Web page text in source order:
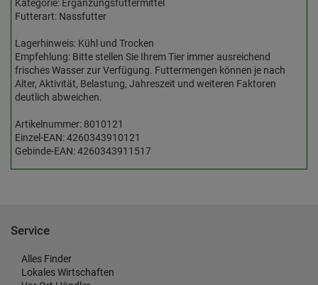
Kategorie: Ergänzungsfuttermittel
Futterart: Nassfutter
Lagerhinweis: Kühl und Trocken
Empfehlung: Bitte stellen Sie Ihrem Tier immer ausreichend
frisches Wasser zur Verfügung. Futtermengen können je nach
Alter, Aktivität, Belastung, Jahreszeit und weiteren Faktoren
deutlich abweichen.
Artikelnummer: 8010121
Einzel-EAN: 4260343910121
Gebinde-EAN: 4260343911517
Service
Alles Finder
Lokales Wirtschaften